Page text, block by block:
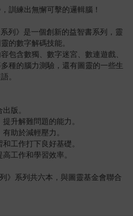
訓練出無懈可擊的邏輯腦！
》是一個創新的益智書系列，靈
的數字解碼技能。
含數獨、數字迷宮、數連遊戲、
種的腦力測驗，還有圖靈的一些生
。
版。
升解難問題的能力。
助於減輕壓力。
工作打下良好基礎。
工作和學習效率。
》系列共六本，與圖靈基金會聯合